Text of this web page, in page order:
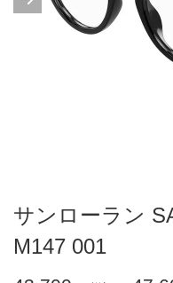
サンローラン
M147 001